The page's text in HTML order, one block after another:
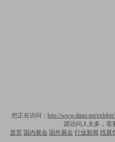
您正在访问： http://www.ditao.net/
因访问人太多，需
首页 国内展会 国外展会 行业新闻 找展